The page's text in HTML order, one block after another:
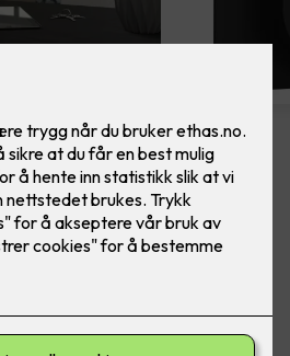
m/ USB-C
One Dobbelstikk 2x USB